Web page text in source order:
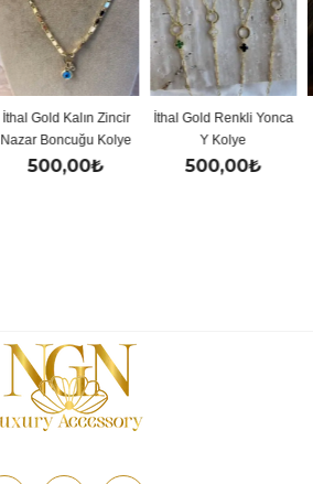
İthal Gold Kalın Zincir
Nazar Boncuğu Kolye
500,00₺
İthal Gold Renkli Yonca
Y Kolye
500,00₺